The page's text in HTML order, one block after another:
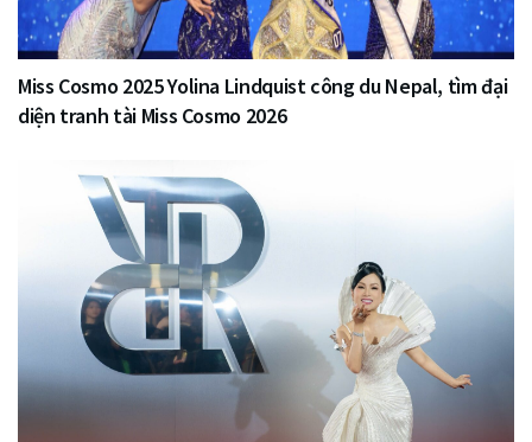
Miss Cosmo 2025 Yolina Lindquist công du Nepal, tìm đại
diện tranh tài Miss Cosmo 2026